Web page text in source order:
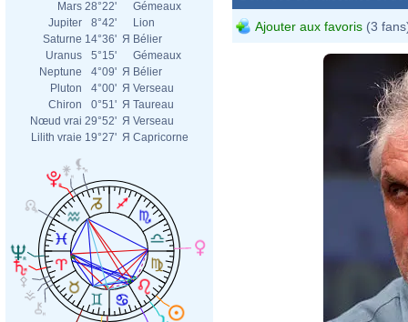
Mars 28°22'
Gémeaux
Jupiter
8°42'
Lion
Saturne 14°36' Я Bélier
Uranus
5°15'
Gémeaux
Neptune
4°09' Я Bélier
Pluton
4°00' Я Verseau
Chiron
0°51' Я Taureau
Nœud vrai 29°52' Я Verseau
Lilith vraie 19°27' Я Capricorne
Ajouter aux favoris (3